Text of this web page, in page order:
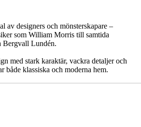
av designers och mönsterskapare –
som William Morris till samtida
Bergvall Lundén.
med stark karaktär, vackra detaljer och
både klassiska och moderna hem.